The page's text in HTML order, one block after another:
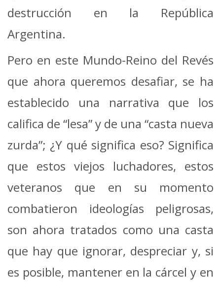
destrucción en la República
Argentina.
Pero en este Mundo-Reino del Revés
que ahora queremos desafiar, se ha
establecido una narrativa que los
califica de “lesa” y de una “casta nueva
zurda”; ¿Y qué significa eso? Significa
que estos viejos luchadores, estos
veteranos que en su momento
combatieron ideologías peligrosas,
son ahora tratados como una casta
que hay que ignorar, despreciar y, si
es posible, mantener en la cárcel y en